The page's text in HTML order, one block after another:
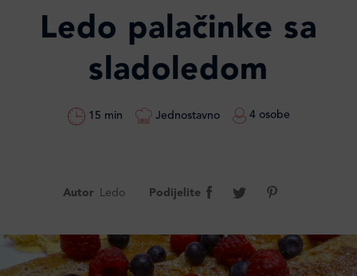
Ledo palačinke sa
sladoledom
15 min Jednostavno 4 osobe
Autor Ledo Podijelite